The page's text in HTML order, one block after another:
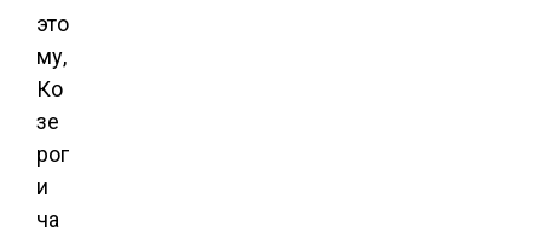
это
му,
Ко
зе
рог
и
ча